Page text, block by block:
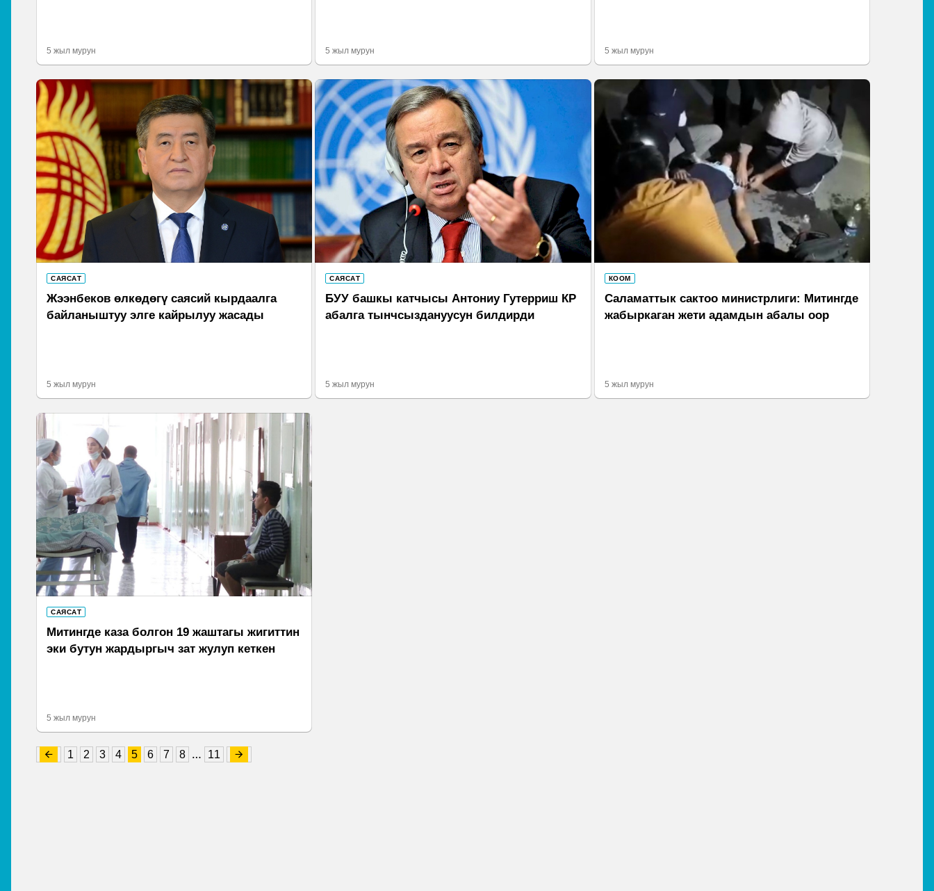
5 жыл мурун 5 жыл мурун 5 жыл мурун
САЯСАТ
Жээнбеков өлкөдөгү саясий кырдаалга
байланыштуу элге кайрылуу жасады
5 жыл мурун
САЯСАТ
БУУ башкы катчысы Антониу Гутерриш КР
абалга тынчсыздануусун билдирди
5 жыл мурун
КООМ
Саламаттык сактоо министрлиги: Митингде
жабыркаган жети адамдын абалы оор
5 жыл мурун
САЯСАТ
Митингде каза болгон 19 жаштагы жигиттин
эки бутун жардыргыч зат жулуп кеткен
5 жыл мурун
1 2 3 4 5 6 7 8 … 11